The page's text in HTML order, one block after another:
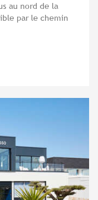
au nord de la
par le chemin